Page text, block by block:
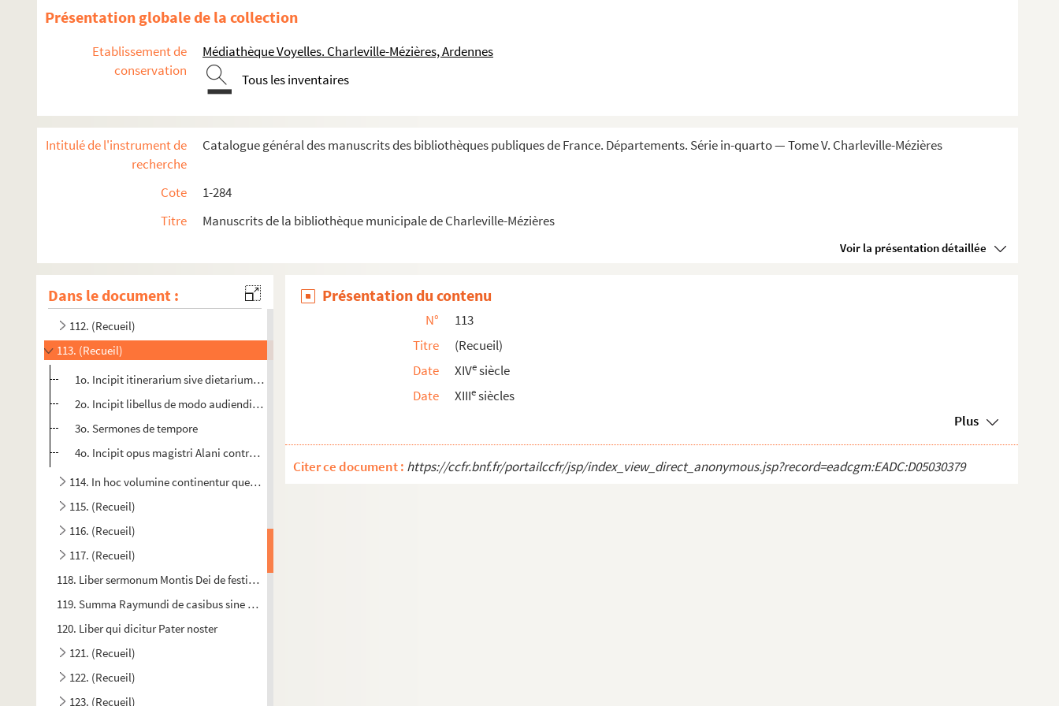
Présentation globale de la collection
Etablissement de
conservation
Médiathèque Voyelles. Charleville-Mézières, Ardennes
Tous les inventaires
Intitulé de l'instrument de
recherche
Catalogue général des manuscrits des bibliothèques publiques de France. Départements. Série in-quarto — Tome V. Charleville-Mézières
Cote
1-284
Titre
Manuscrits de la bibliothèque municipale de Charleville-Mézières
Voir la présentation détaillée
Dans le document :
100. (Recueil)
102. Leviticus, Numeri, Deuteronomium, cum glossa variorum
105a. [Titre absent ou non renseigné]
105b. Biblia sacra
108. Usus Cistercienses
110. (Recueil)
111. Sermones per annum
112. (Recueil)
113. (Recueil)
1o. Incipit itinerarium sive dietarium de vita religiosa fratris Johannis Gallensis, de ordine fratrum M...
2o. Incipit libellus de modo audiendi confessiones
3o. Sermones de tempore
4o. Incipit opus magistri Alani contra hereticos waldenses, hereticos, judeos et paganos
114. In hoc volumine continentur quedam opuscula domni Willelmi, abbatis Sancti Theoderici, postea monach...
115. (Recueil)
116. (Recueil)
117. (Recueil)
118. Liber sermonum Montis Dei de festis sanctorum
119. Summa Raymundi de casibus sine apparatu
120. Liber qui dicitur Pater noster
121. (Recueil)
122. (Recueil)
123. (Recueil)
Présentation du contenu
N°
113
Titre
(Recueil)
Date
XIVesiècle
Date
XIIIesiècles
Plus
Citer ce document : https://ccfr.bnf.fr/portailccfr/jsp/index_view_direct_anonymous.jsp?record=eadcgm:EADC:D05030379